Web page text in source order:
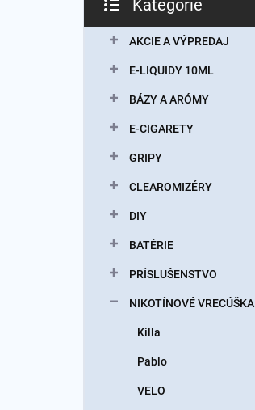
kategórie
Kategórie
AKCIE A VÝPREDAJ
E-LIQUIDY 10ML
BÁZY A ARÓMY
E-CIGARETY
GRIPY
CLEAROMIZÉRY
DIY
BATÉRIE
PRÍSLUŠENSTVO
NIKOTÍNOVÉ VRECÚŠKA
Killa
Pablo
VELO